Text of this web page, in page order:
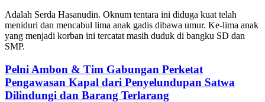
Adalah Serda Hasanudin. Oknum tentara ini diduga kuat telah
meniduri dan mencabul lima anak gadis dibawa umur. Ke-lima anak
yang menjadi korban ini tercatat masih duduk di bangku SD dan
SMP.
Pelni Ambon & Tim Gabungan Perketat
Pengawasan Kapal dari Penyelundupan Satwa
Dilindungi dan Barang Terlarang